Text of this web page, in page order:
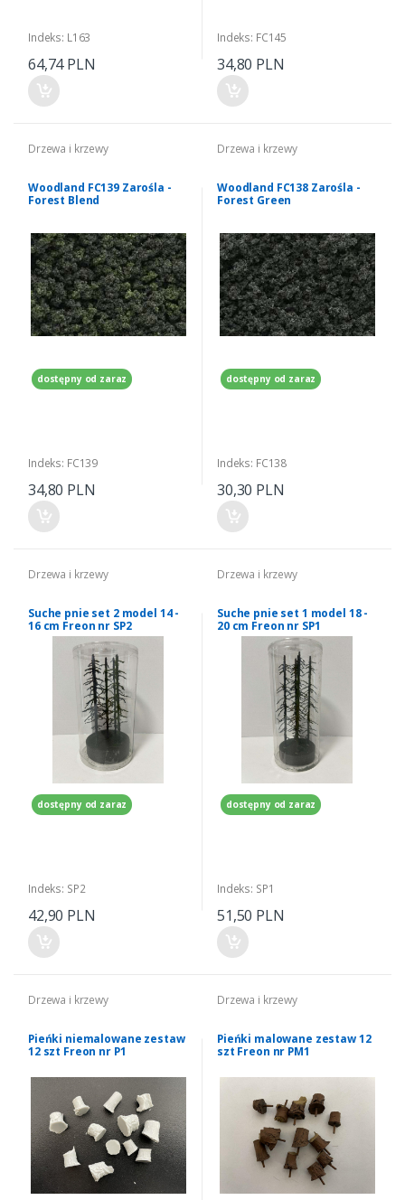
Indeks: L163
64,74 PLN
Indeks: FC145
34,80 PLN
Drzewa i krzewy
Woodland FC139 Zarośla -
Forest Blend
dostępny od zaraz
Indeks: FC139
34,80 PLN
Drzewa i krzewy
Woodland FC138 Zarośla -
Forest Green
dostępny od zaraz
Indeks: FC138
30,30 PLN
Drzewa i krzewy
Suche pnie set 2 model 14 -
16 cm Freon nr SP2
dostępny od zaraz
Indeks: SP2
42,90 PLN
Drzewa i krzewy
Suche pnie set 1 model 18 -
20 cm Freon nr SP1
dostępny od zaraz
Indeks: SP1
51,50 PLN
Drzewa i krzewy
Pieńki niemalowane zestaw
12 szt Freon nr P1
Drzewa i krzewy
Pieńki malowane zestaw 12
szt Freon nr PM1